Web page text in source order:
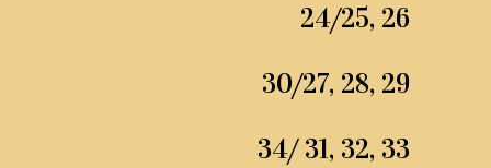
24/25, 26
30/27, 28, 29
34/ 31, 32, 33